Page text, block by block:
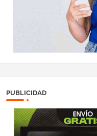
PUBLICIDAD